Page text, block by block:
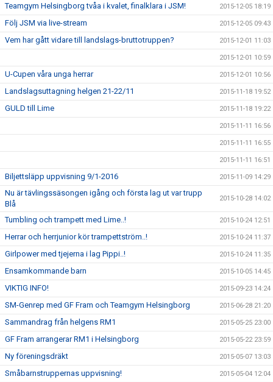
Teamgym Helsingborg tvåa i kvalet, finalklara i JSM! 2015-12-05 18:19
Följ JSM via live-stream 2015-12-05 09:43
Vem har gått vidare till landslags-bruttotruppen? 2015-12-01 11:03
2015-12-01 10:59
U-Cupen våra unga herrar 2015-12-01 10:56
Landslagsuttagning helgen 21-22/11 2015-11-18 19:52
GULD till Lime 2015-11-18 19:22
2015-11-11 16:56
2015-11-11 16:55
2015-11-11 16:51
Biljettsläpp uppvisning 9/1-2016 2015-11-09 14:29
Nu är tävlingssäsongen igång och första lag ut var trupp
Blå
2015-10-28 14:02
Tumbling och trampett med Lime..! 2015-10-24 12:51
Herrar och herrjunior kör trampettström..! 2015-10-24 11:37
Girlpower med tjejerna i lag Pippi..! 2015-10-24 11:35
Ensamkommande barn 2015-10-05 14:45
VIKTIG INFO! 2015-09-23 14:24
SM-Genrep med GF Fram och Teamgym Helsingborg 2015-06-28 21:20
Sammandrag från helgens RM1 2015-05-25 23:00
GF Fram arrangerar RM1 i Helsingborg 2015-05-22 23:59
Ny föreningsdräkt 2015-05-07 13:03
Småbarnstruppernas uppvisning! 2015-05-04 12:04